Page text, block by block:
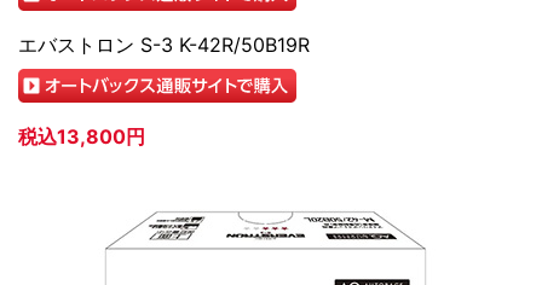
エバストロン S-3 K-42R/50B19R
税込13,800円